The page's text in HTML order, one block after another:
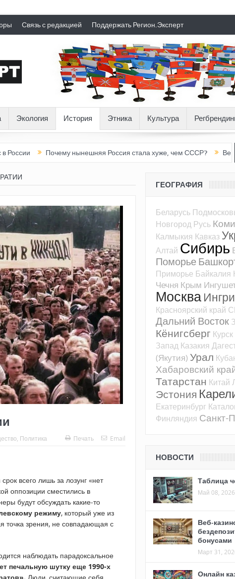
Связь с редакцией Поддержать Регион.Эксперт
Экология История Этника Культура
Почему нынешняя Россия стала хуже, чем СССР? Вертикаль
Политика Печать Email
всего лишь за лозунг «нет
оппозиции сместились в
будут обсуждать какие-то
режиму, который уже из
точка зрения, не совпадающая с
наблюдать парадоксальное
печальную шутку еще 1990-х
ГЕОГРАФИЯ
Беларусь
Новгород Русь Коми
Калмыкия Кавказ
Алтай Сибирь
Поморье
Приморье Байкалия
Чечня Крым
Москва
Красноярский край
Дальний Восток
Кёнигсберг Курск
Запад Казакия
(Якутия) Урал
Хабаровский
Татарстан Китай
Эстония
Екатеринбург
Финляндия Санкт-
НОВОСТИ
Таблица
Май 08, 2026
Веб-
бонусами
Март 31,
Онлайн